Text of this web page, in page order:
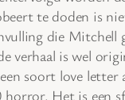
te doden is
die Mitchell
verhaal is wel
soort love letter
horror. Het is een